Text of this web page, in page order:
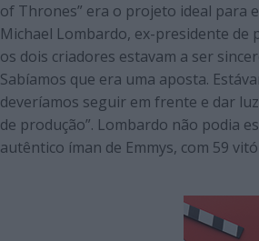
of Thrones” era o projeto ideal para
Michael Lombardo, ex-presidente de
os dois criadores estavam a ser
Sabíamos que era uma aposta.
deveríamos seguir em frente e dar
de produção”. Lombardo não podia
autêntico íman de Emmys, com 59